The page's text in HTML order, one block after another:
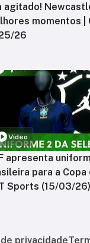
agitado!
momentos |
26
Vídeo
apresenta
para a Copa
Sports (15/03/26)
privacidade